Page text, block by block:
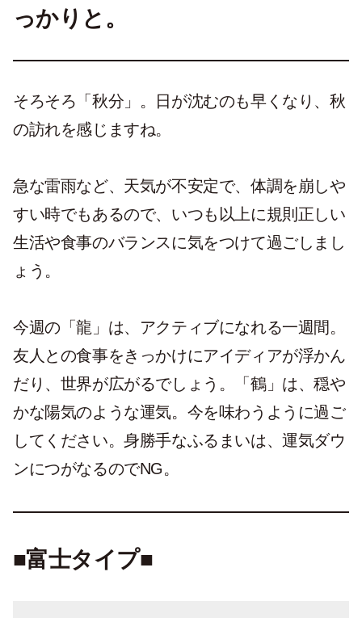
っかりと。
そろそろ「秋分」。日が沈むのも早くなり、秋
の訪れを感じますね。
急な雷雨など、天気が不安定で、体調を崩しや
すい時でもあるので、いつも以上に規則正しい
生活や食事のバランスに気をつけて過ごしまし
ょう。
今週の「龍」は、アクティブになれる一週間。
友人との食事をきっかけにアイディアが浮かん
だり、世界が広がるでしょう。「鶴」は、穏や
かな陽気のような運気。今を味わうように過ご
してください。身勝手なふるまいは、運気ダウ
ンにつがなるのでNG。
■富士タイプ■